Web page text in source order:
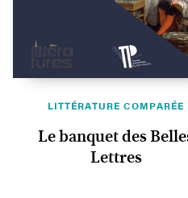
LITTÉRATURE COMPARÉE
Le banquet des
Lettres